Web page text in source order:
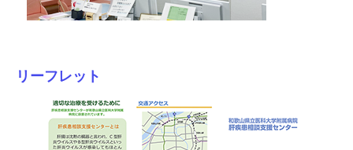
リーフレット